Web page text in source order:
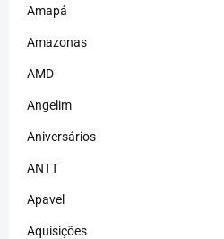
Amapá
Amazonas
AMD
Angelim
Aniversários
ANTT
Apavel
Aquisições